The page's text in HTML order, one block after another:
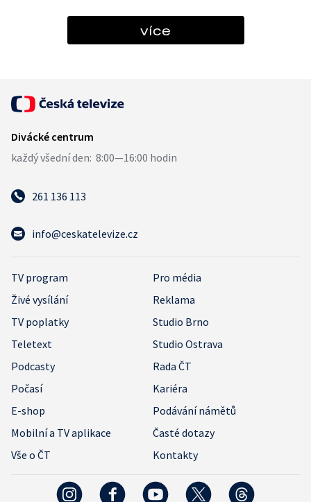
více
261 136 113
info@ceskatelevize.cz
TV program
Pro média
Živé vysílání
Reklama
TV poplatky
Studio Brno
Teletext
Studio Ostrava
Podcasty
Rada ČT
Počasí
Kariéra
E-shop
Podávání námětů
Mobilní a TV aplikace
Časté dotazy
Vše o ČT
Kontakty